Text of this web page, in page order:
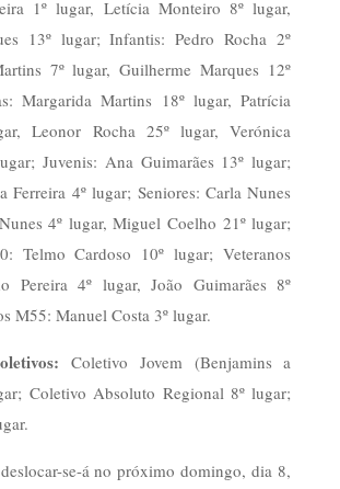
1º lugar, Letícia Monteiro 8º lugar,
13º lugar; Infantis: Pedro Rocha 2º
7º lugar, Guilherme Marques 12º
Margarida Martins 18º lugar, Patrícia
Leonor Rocha 25º lugar, Verónica
Juvenis: Ana Guimarães 13º lugar;
Ferreira 4º lugar; Seniores: Carla Nunes
4º lugar, Miguel Coelho 21º lugar;
Telmo Cardoso 10º lugar; Veteranos
Pereira 4º lugar, João Guimarães 8º
M55: Manuel Costa 3º lugar.
Coletivo Jovem (Benjamins a
Coletivo Absoluto Regional 8º lugar;
se-á no próximo domingo, dia 8,